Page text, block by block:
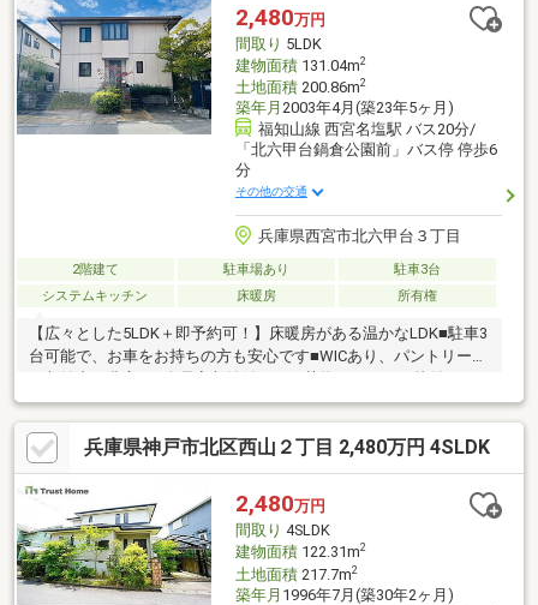
2,480万円
間取り 5LDK
建物面積131.04m2
土地面積200.86m2
築年月 2003年4月(築23年5ヶ月)
福知山線 西宮名塩駅 バス20分/
「北六甲台鍋倉公園前」バス停 停歩6
分
その他の交通
兵庫県西宮市北六甲台３丁目
2階建て 駐車場あり
駐車3台
システムキッチン
床暖房 所有権
【広々とした5LDK＋即予約可！】床暖房がある温かなLDK■駐車3
台可能で、お車をお持ちの方も安心です■WICあり、パントリーあ
す
兵庫県神戸市北区西山２丁目 2,480万円 4SLDK
2,480万円
間取り 4SLDK
建物面積122.31m2
土地面積217.7m2
築年月 1996年7月(築30年2ヶ月)